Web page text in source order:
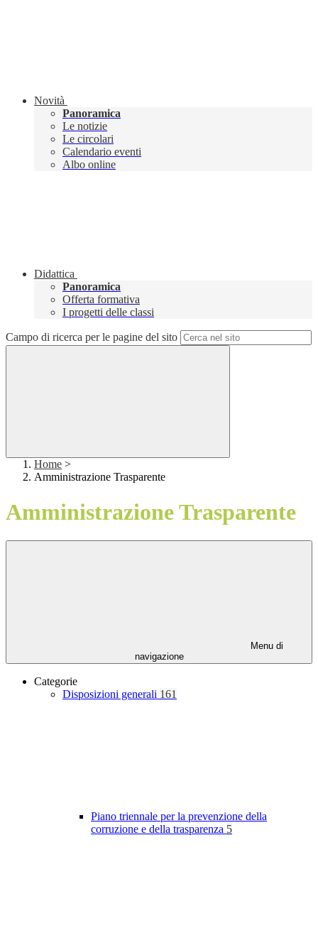
Novità
Panoramica
Le notizie
Le circolari
Calendario eventi
Albo online
Didattica
Panoramica
Offerta formativa
I progetti delle classi
Campo di ricerca per le pagine del sito
Home >
Amministrazione Trasparente
Amministrazione Trasparente
Menu di
navigazione
Categorie
Disposizioni generali 161
Piano triennale per la prevenzione della
corruzione e della trasparenza 5